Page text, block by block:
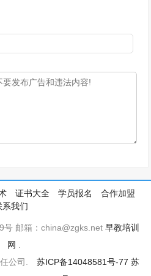
证书大全 学员报名
合作加盟
系我们
号 邮箱：china@zgks.net早教培训
网
任公司. 苏ICP备14048581号-77 苏